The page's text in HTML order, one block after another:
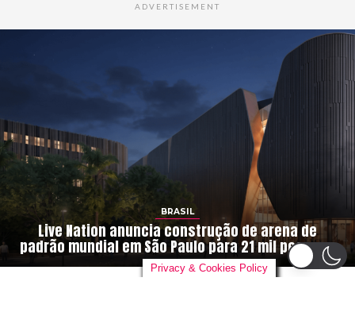
ADVERTISEMENT
BRASIL
Live Nation anuncia construção de arena de
padrão mundial em São Paulo para 21 mil pessoas
Privacy & Cookies Policy